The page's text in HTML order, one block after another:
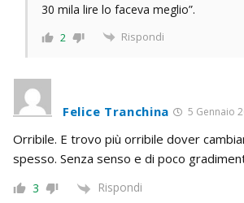
30 mila lire lo faceva meglio”.
2 Rispondi
Felice Tranchina 5 Gennaio
Orribile. E trovo più orribile dover
spesso. Senza senso e di poco
3 Rispondi